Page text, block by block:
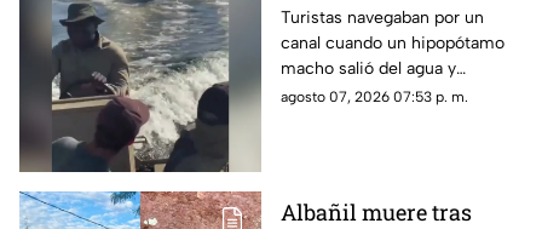
al escapar de un
hipopótamo en un río
de Botsuana
Turistas navegaban por un
canal cuando un hipopótamo
macho salió del agua y
comenzó a seguir la
agosto 07, 2026 07:53 p. m.
Albañil muere tras